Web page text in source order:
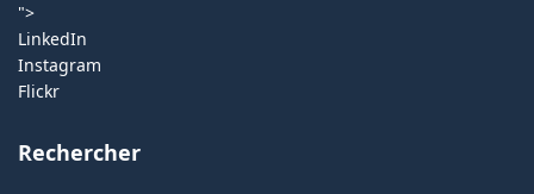
">
LinkedIn
Instagram
Flickr
Rechercher